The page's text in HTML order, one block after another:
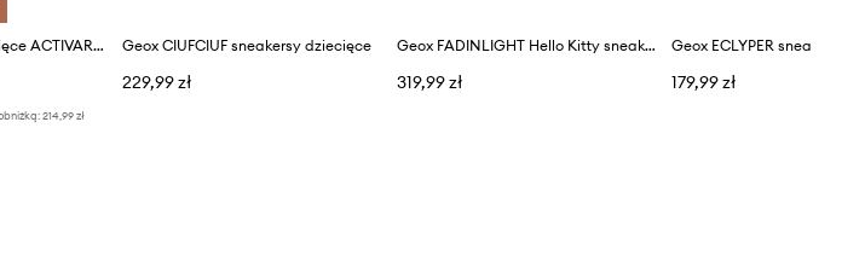
Geox sneakersy dziecięce ACTIVART ILLUMINUS x Looney Tunes
214,99 zł
Geox CIUFCIUF sneakersy dziecięce
229,99 zł
Geox FADINLIGHT Hello Kitty sneakersy dziecięce
319,99 zł
Geox ECLYPER sneakersy
179,99 zł